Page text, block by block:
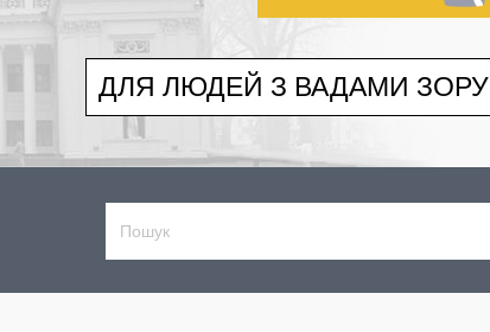
ДЛЯ ЛЮДЕЙ З ВАДАМИ ЗОРУ